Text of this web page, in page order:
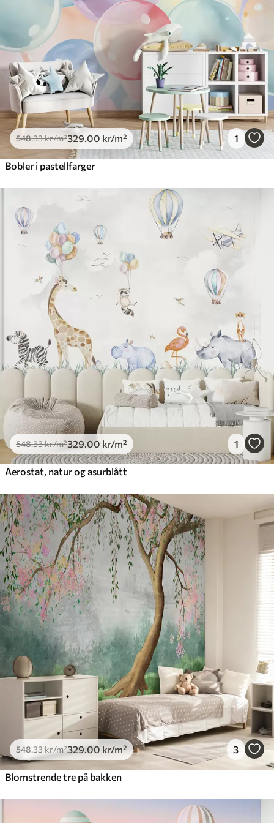
Premium vinyl
650 .00 390.00 kr/m²
Peel and Stick
925.00555 .00 kr/m²
548.33kr/m²329 .00 kr/m² 1
Bobler i pastellfarger
548.33kr/m²329 .00 kr/m² 1
Aerostat, natur og asurblått
548.33kr/m²329.00 kr/m² 3
Blomstrende tre på bakken